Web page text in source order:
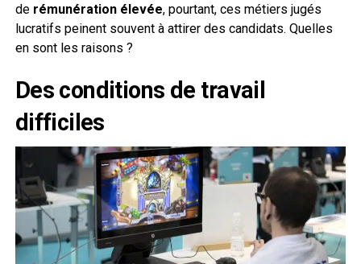
de rémunération élevée, pourtant, ces métiers jugés
lucratifs peinent souvent à attirer des candidats. Quelles
en sont les raisons ?
Des conditions de travail
difficiles